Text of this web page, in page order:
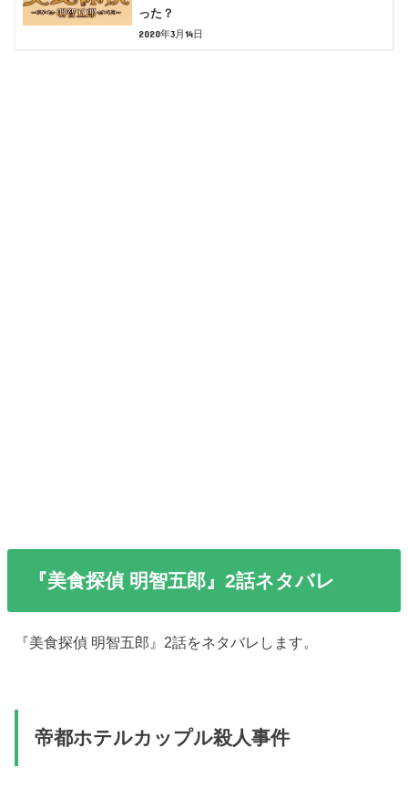
った？
2020年3月14日
『美食探偵 明智五郎』2話ネタバレ
『美食探偵 明智五郎』2話をネタバレします。
帝都ホテルカップル殺人事件